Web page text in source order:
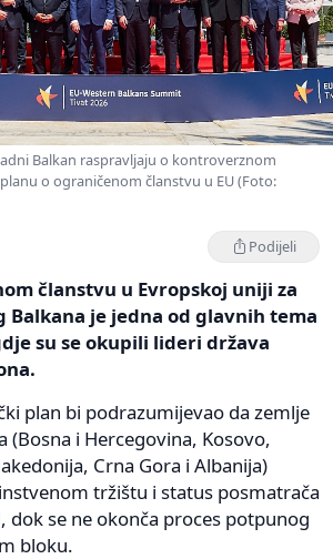
Balkan raspravljaju o kontroverznom
o ograničenom članstvu u EU (Foto:
Podijeli
članstvu u Evropskoj uniji za
Balkana je jedna od glavnih tema
su se okupili lideri država
plan bi podrazumijevao da zemlje
(Bosna i Hercegovina, Kosovo,
Crna Gora i Albanija)
tržištu i status posmatrača
dok se ne okonča proces potpunog
bloku.